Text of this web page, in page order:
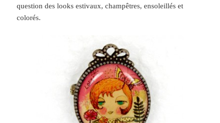
question des looks estivaux, champêtres, ensoleillés et
colorés.